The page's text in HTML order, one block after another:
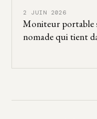
2 JUIN 2026
Moniteur portable
nomade qui tient